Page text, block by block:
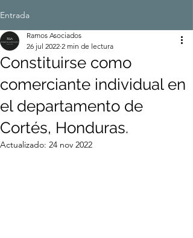
Entrada
Constituirse como
comerciante individual en
el departamento de
Cortés, Honduras.
Ramos Asociados
26 jul 2022 2 min de lectura
Actualizado: 24 nov 2022